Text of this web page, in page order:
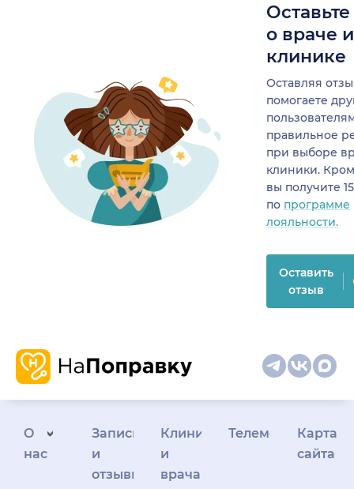
о враче
клинике
Оставляя
помогаете
правильное
при выборе
клиники.
вы получите
по программе
лояльности.
Оставить
отзыв
О
нас
Запись
и
отзывы
Клиникам
и
врачам
Телемедицина
Карта
сайта